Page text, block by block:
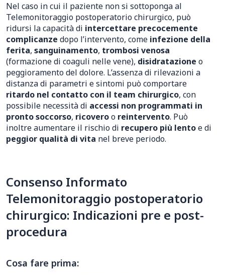
Nel caso in cui il paziente non si sottoponga al
Telemonitoraggio postoperatorio chirurgico, può
ridursi la capacità di intercettare precocemente
complicanze dopo l’intervento, come infezione della
ferita, sanguinamento, trombosi venosa
(formazione di coaguli nelle vene), disidratazione o
peggioramento del dolore. L’assenza di rilevazioni a
distanza di parametri e sintomi può comportare
ritardo nel contatto con il team chirurgico, con
possibile necessità di accessi non programmati in
pronto soccorso, ricoveroo reintervento. Può
inoltre aumentare il rischio di recupero più lentoe di
peggior qualità di vita nel breve periodo.
Consenso Informato
Telemonitoraggio postoperatorio
chirurgico: Indicazioni pre e post-
procedura
Cosa fare prima: